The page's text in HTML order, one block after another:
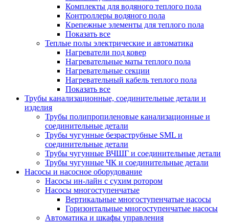
Комплекты для водяного теплого пола
Контроллеры водяного пола
Крепежные элементы для теплого пола
Показать все
Теплые полы электрические и автоматика
Нагреватели под ковер
Нагревательные маты теплого пола
Нагревательные секции
Нагревательный кабель теплого пола
Показать все
Трубы канализационные, соединительные детали и
изделия
Трубы полипропиленовые канализационные и
соединительные детали
Трубы чугунные безраструбные SML и
соединительные детали
Трубы чугунные ВЧШГ и соединительные детали
Трубы чугунные ЧК и соединительные детали
Насосы и насосное оборудование
Насосы ин-лайн с сухим ротором
Насосы многоступенчатые
Вертикальные многоступенчатые насосы
Горизонтальные многоступенчатые насосы
Автоматика и шкафы управления